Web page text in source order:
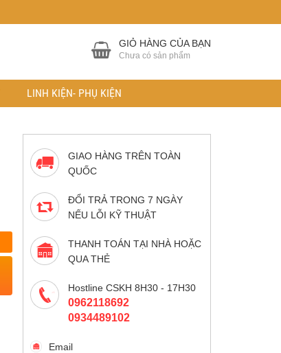
GIỎ HÀNG CỦA BẠN
Chưa có sản phẩm
LINH KIỆN- PHỤ KIỆN
GIAO HÀNG TRÊN TOÀN
QUỐC
ĐỔI TRẢ TRONG 7 NGÀY
NẾU LỖI KỸ THUẬT
THANH TOÁN TẠI NHÀ HOẶC
QUA THẺ
Hostline CSKH 8H30 - 17H30
0962118692
0934489102
Email